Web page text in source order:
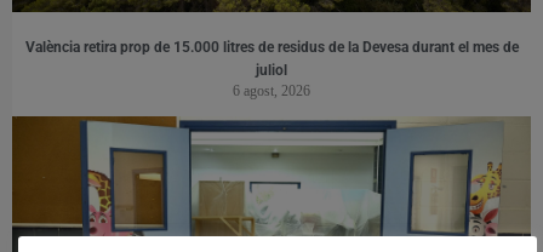
València retira prop de 15.000 litres de residus de la Devesa durant el mes de
juliol
6 agost, 2026